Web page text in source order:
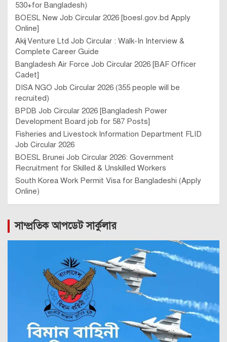
530+for Bangladesh)
BOESL New Job Circular 2026 [boesl.gov.bd Apply
Online]
Akij Venture Ltd Job Circular : Walk-In Interview &
Complete Career Guide
Bangladesh Air Force Job Circular 2026 [BAF Officer
Cadet]
DISA NGO Job Circular 2026 (355 people will be
recruited)
BPDB Job Circular 2026 [Bangladesh Power
Development Board job for 587 Posts]
Fisheries and Livestock Information Department FLID
Job Circular 2026
BOESL Brunei Job Circular 2026: Government
Recruitment for Skilled & Unskilled Workers
South Korea Work Permit Visa for Bangladeshi (Apply
Online)
সাম্প্রতিক আপডেট সার্কুলার